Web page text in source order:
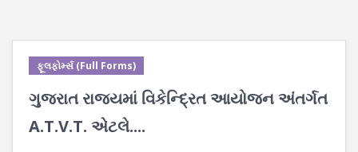
ફૂલફોર્મ્સ (Full Forms)
ગુજરાત રાજયમાં વિકેન્દ્રિત આયોજન અંતર્ગત
A.T.V.T. એટલે....